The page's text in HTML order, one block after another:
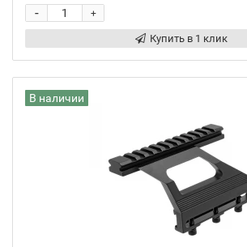
+
-
Купить в 1 клик
В наличии